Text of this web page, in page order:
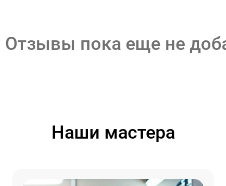
Отзывы пока еще не
Наши мастера